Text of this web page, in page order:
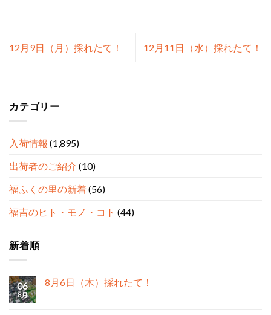
カテゴリー
入荷情報 (1,895)
出荷者のご紹介 (10)
福ふくの里の新着(56)
福吉のヒト・モノ・コト (44)
新着順
06
8月
8月6日（木）採れたて！
12月9日（月）採れたて！ 12月11日（水）採れたて！